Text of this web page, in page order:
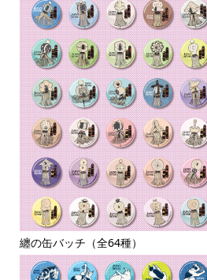
纏の缶バッチ（全64種）